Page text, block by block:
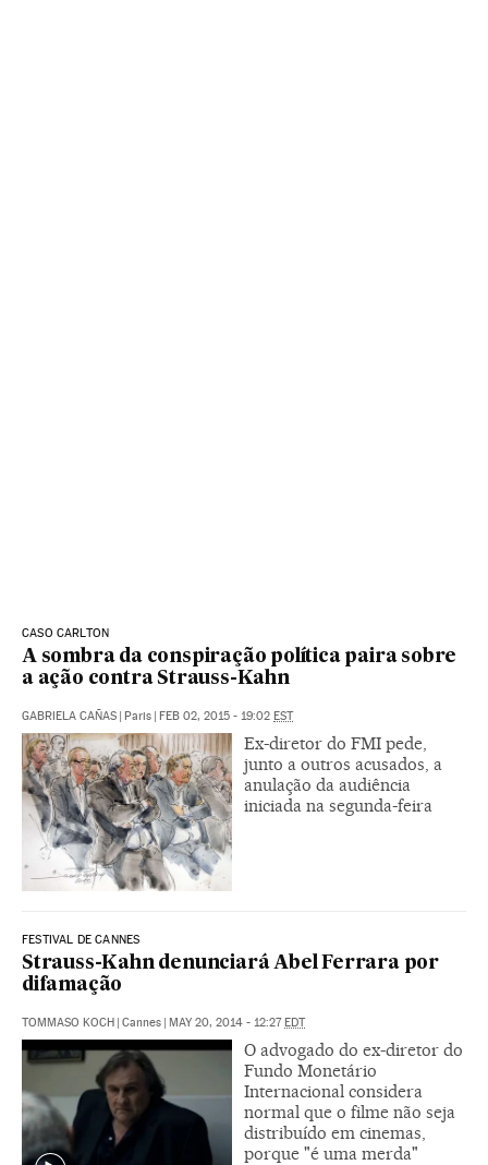
CASO CARLTON
A sombra da conspiração política paira sobre
a ação contra Strauss-Kahn
GABRIELA CAÑAS | Paris | FEB 02, 2015 - 19:02 EST
Ex-diretor do FMI pede,
junto a outros acusados, a
anulação da audiência
iniciada na segunda-feira
FESTIVAL DE CANNES
Strauss-Kahn denunciará Abel Ferrara por
difamação
TOMMASO KOCH | Cannes | MAY 20, 2014 - 12:27EDT
O advogado do ex-diretor do
Fundo Monetário
Internacional considera
normal que o filme não seja
distribuído em cinemas,
porque "é uma merda"